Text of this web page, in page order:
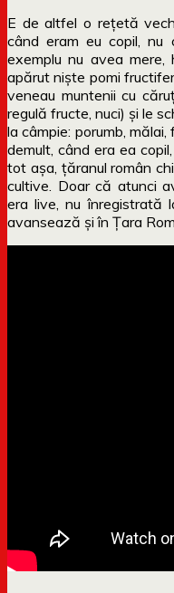
E de altfel o rețetă
când eram eu copil, nu
exemplu nu avea
apărut niște pomi
veneau muntenii cu
regulă fructe, nuci) și le
la câmpie: porumb,
demult, când era ea
tot așa, țăranul român
cultive. Doar că atunci
era live, nu înregistrată
avansează și în Țara